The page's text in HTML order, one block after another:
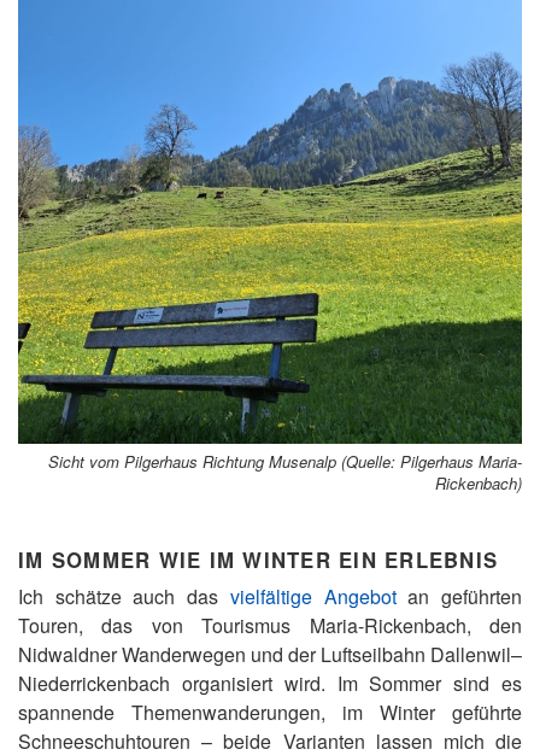
Sicht vom Pilgerhaus Richtung Musenalp (Quelle: Pilgerhaus Maria-
Rickenbach)
IM SOMMER WIE IM WINTER EIN ERLEBNIS
Ich schätze auch das vielfältige Angebotan geführten
Touren, das von Tourismus Maria-Rickenbach, den
Nidwaldner Wanderwegen und der Luftseilbahn Dallenwil–
Niederrickenbach organisiert wird. Im Sommer sind es
spannende Themenwanderungen, im Winter geführte
Schneeschuhtouren – beide Varianten lassen mich die